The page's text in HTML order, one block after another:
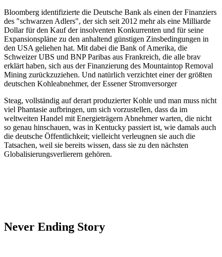
Bloomberg identifizierte die Deutsche Bank als einen der Finanziers
des "schwarzen Adlers", der sich seit 2012 mehr als eine Milliarde
Dollar für den Kauf der insolventen Konkurrenten und für seine
Expansionspläne zu den anhaltend günstigen Zinsbedingungen in
den USA geliehen hat. Mit dabei die Bank of Amerika, die
Schweizer UBS und BNP Paribas aus Frankreich, die alle brav
erklärt haben, sich aus der Finanzierung des Mountaintop Removal
Mining zurückzuziehen. Und natürlich verzichtet einer der größten
deutschen Kohleabnehmer, der Essener Stromversorger
Steag, vollständig auf derart produzierter Kohle und man muss nicht
viel Phantasie aufbringen, um sich vorzustellen, dass da im
weltweiten Handel mit Energieträgern Abnehmer warten, die nicht
so genau hinschauen, was in Kentucky passiert ist, wie damals auch
die deutsche Öffentlichkeit; vielleicht verleugnen sie auch die
Tatsachen, weil sie bereits wissen, dass sie zu den nächsten
Globalisierungsverlierern gehören.
Never Ending Story